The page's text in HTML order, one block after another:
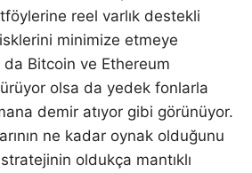
reel varlık destekli
minimize etmeye
da Bitcoin ve Ethereum
olsa da yedek fonlarla
demir atıyor gibi görünüyor.
ne kadar oynak olduğunu
oldukça mantıklı